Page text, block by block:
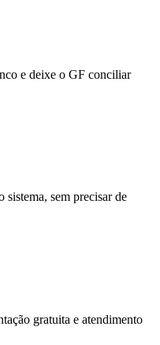
e deixe o GF conciliar
sem precisar de
gratuita e atendimento